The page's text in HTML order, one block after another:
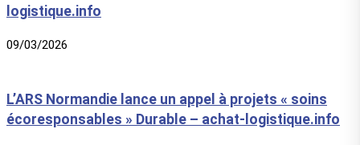
logistique.info
09/03/2026
L’ARS Normandie lance un appel à projets « soins
écoresponsables » Durable – achat-logistique.info